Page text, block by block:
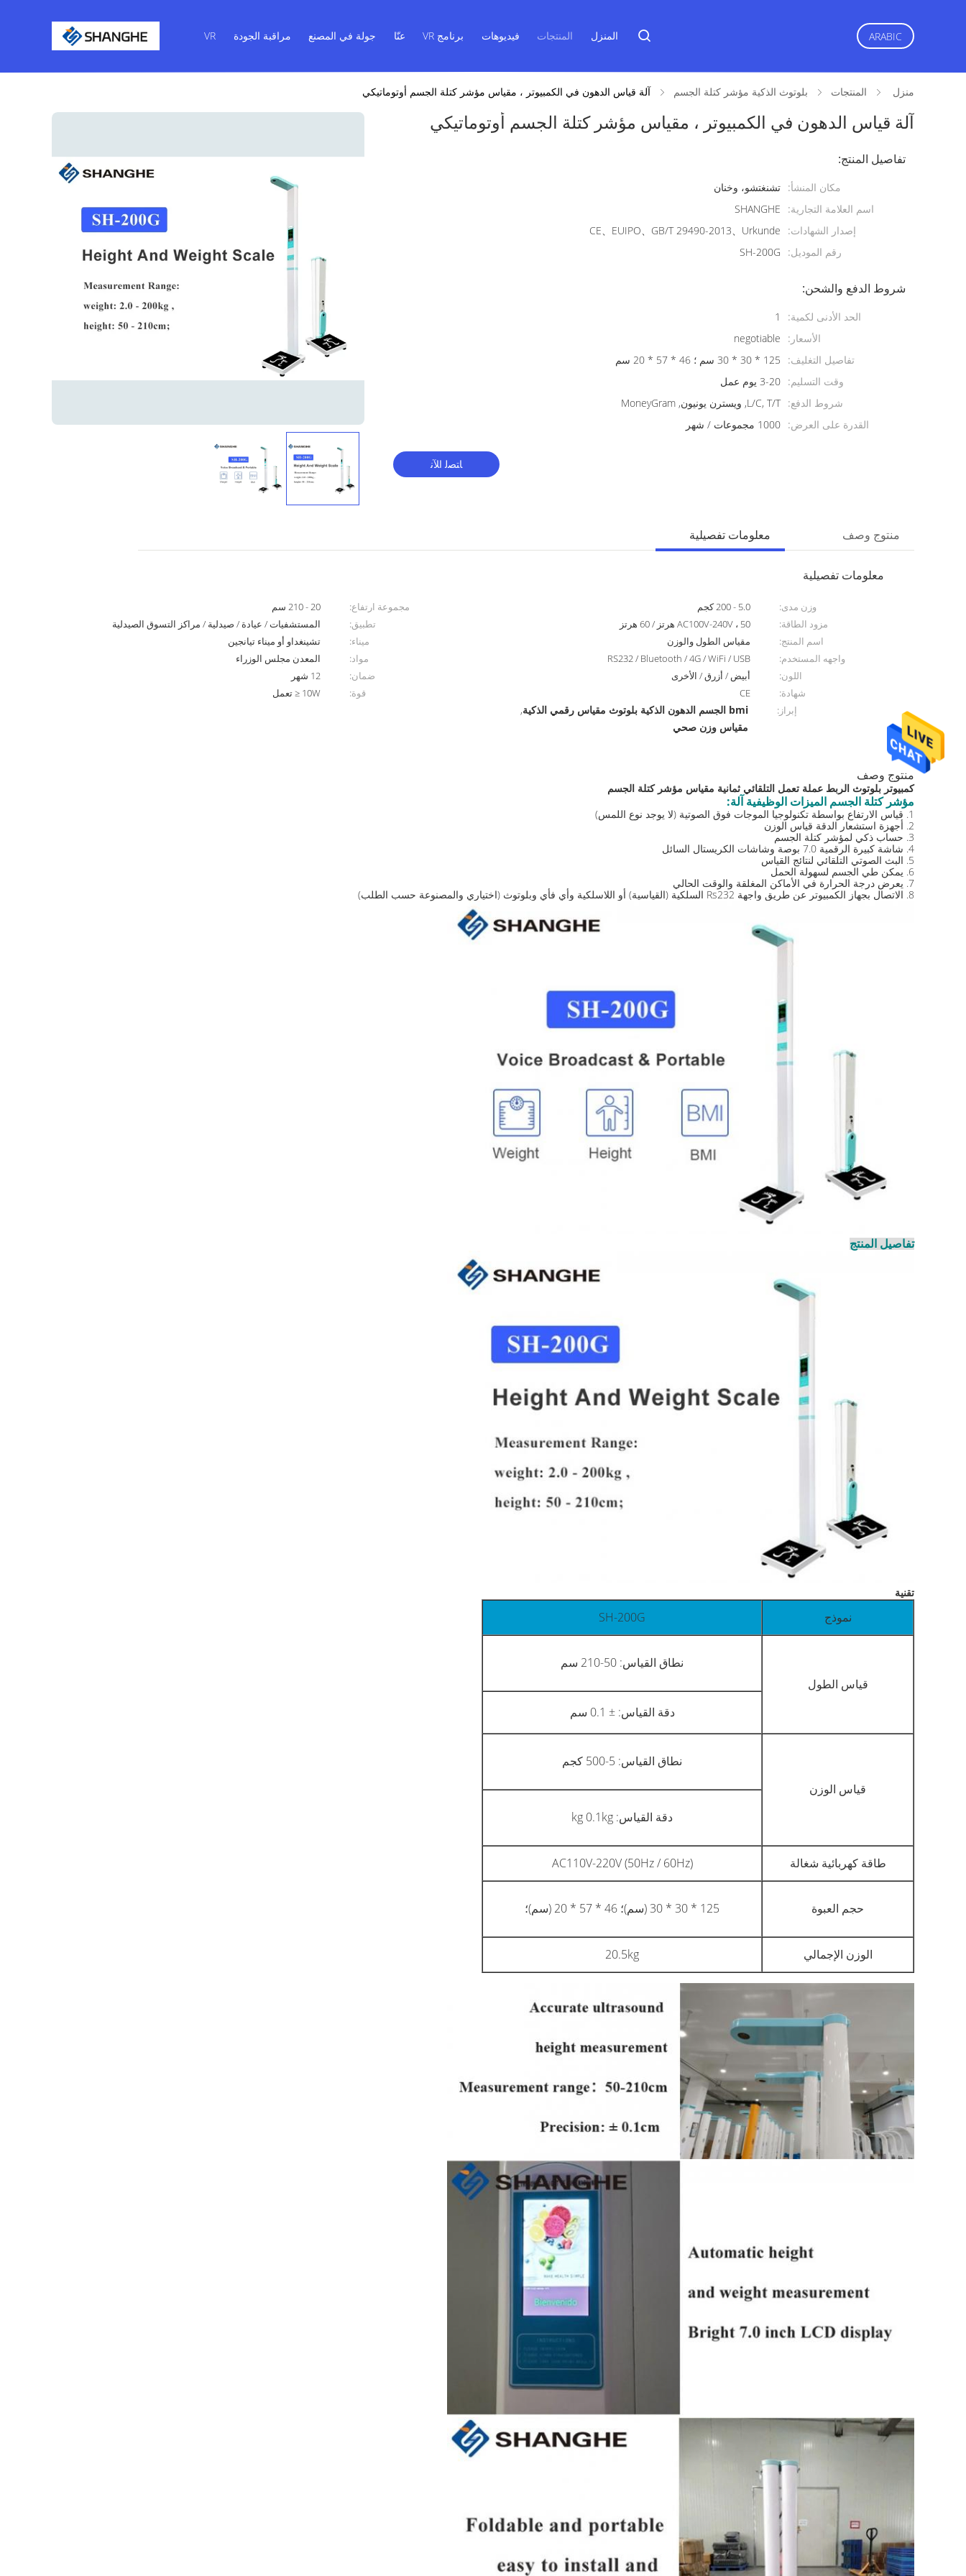
المنزل المنتجات فيديوهات برنامج VR عنّا جولة في المصنع مراقبة الجودة VR ARABIC
منزل المنتجات بلوتوث الذكية مؤشر كتلة الجسم آلة قياس الدهون في الكمبيوتر ، مقياس مؤشر كتلة الجسم أوتوماتيكي
آلة قياس الدهون في الكمبيوتر ، مقياس مؤشر كتلة الجسم أوتوماتيكي
تفاصيل المنتج:
مكان المنشأ: تشنغتشو، وخنان
اسم العلامة التجارية:
SHANGHE
إصدار الشهادات:
CE、EUIPO、GB/T 29490-2013、Urkunde
رقم الموديل:
SH-200G
شروط الدفع والشحن:
الحد الأدنى لكمية:
1
الأسعار:
negotiable
تفاصيل التغليف:
125 * 30 * 30 سم ؛ 46 * 57 * 20 سم
وقت التسليم: 3-20 يوم عمل
شروط الدفع: L/C, T/T, ويسترن يونيون, MoneyGram
القدرة على العرض: 1000 مجموعات / شهر
ﺎﺘﺼﻟ ﺍﻶﻧ
معلومات تفصيلية منتوج وصف
معلومات تفصيلية
وزن مدى: 5.0 - 200 كجم مجموعة ارتفاع:
20 - 210 سم
مزود الطاقة:
AC100V-240V ، 50 هرتز / 60 هرتز تطبيق:
المستشفيات / عيادة / صيدلية / مراكز التسوق الصيدلية
اسم المنتج:
مقياس الطول والوزن ميناء:
تشينغداو أو ميناء تيانجين
واجهه المستخدم:
RS232 / Bluetooth / 4G / WiFi / USB مواد:
المعدن مجلس الوزراء
اللون:
أبيض / أزرق / الأخرى ضمان:
12 شهر
شهادة:
CE قوة:
10W ≤ تعمل
إبراز:
bmi الجسم الدهون الذكية بلوتوث مقياس رقمي الذكية ,
مقياس وزن صحي
منتوج وصف
كمبيوتر بلوتوث الربط عملة تعمل التلقائي ثمانية مقياس مؤشر كتلة الجسم
مؤشر كتلة الجسم الميزات الوظيفية آلة:
1. قياس الارتفاع بواسطة تكنولوجيا الموجات فوق الصوتية (لا يوجد نوع اللمس)
2. أجهزة استشعار الدقة قياس الوزن
3. حساب ذكي لمؤشر كتلة الجسم
4. شاشة كبيرة الرقمية 7.0 بوصة وشاشات الكريستال السائل
5. البث الصوتي التلقائي لنتائج القياس
6. يمكن طي الجسم لسهولة الحمل
7. يعرض درجة الحرارة في الأماكن المغلقة والوقت الحالي
8. الاتصال بجهاز الكمبيوتر عن طريق واجهة Rs232 السلكية (القياسية) أو اللاسلكية وأي فأي وبلوتوث (اختياري والمصنوعة حسب الطلب)
تفاصيل المنتج
تقنية
نموذج SH-200G
قياس الطول
نطاق القياس: 50-210 سم
دقة القياس: ± 0.1 سم
قياس الوزن
نطاق القياس: 5-500 كجم
دقة القياس: kg 0.1kg
طاقة كهربائية شغالة AC110V-220V (50Hz / 60Hz)
حجم العبوة 125 * 30 * 30 (سم)؛ 46 * 57 * 20 (سم)؛
الوزن الإجمالي 20.5kg